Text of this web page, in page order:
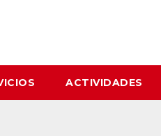
ACTIVIDADES